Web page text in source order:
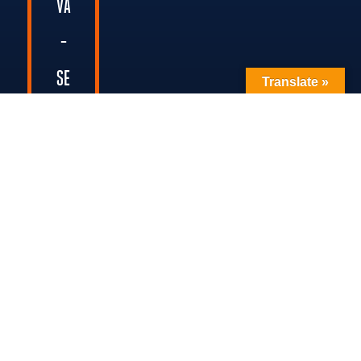
VA
-
SE
Translate »